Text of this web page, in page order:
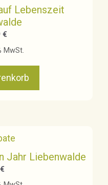
Lebenszeit
€
MwSt.
Jahr Liebenwalde
€